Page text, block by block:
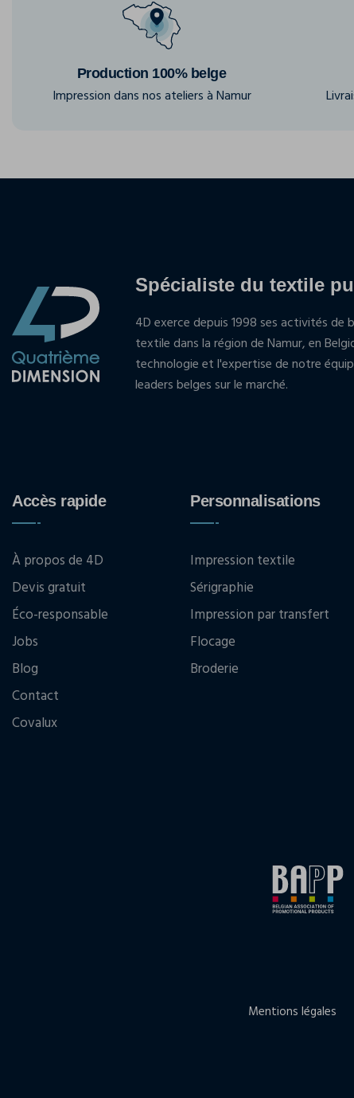
Production 100% belge
Impression dans nos ateliers à Namur
Spécialiste du textile
4D exerce depuis 1998 ses activités de
textile dans la région de Namur, en
technologie et l'expertise de notre
leaders belges sur le marché.
Accès rapide
À propos de 4D
Devis gratuit
Éco-responsable
Jobs
Blog
Contact
Covalux
Personnalisations
Impression textile
Sérigraphie
Impression par transfert
Flocage
Broderie
Mentions légales